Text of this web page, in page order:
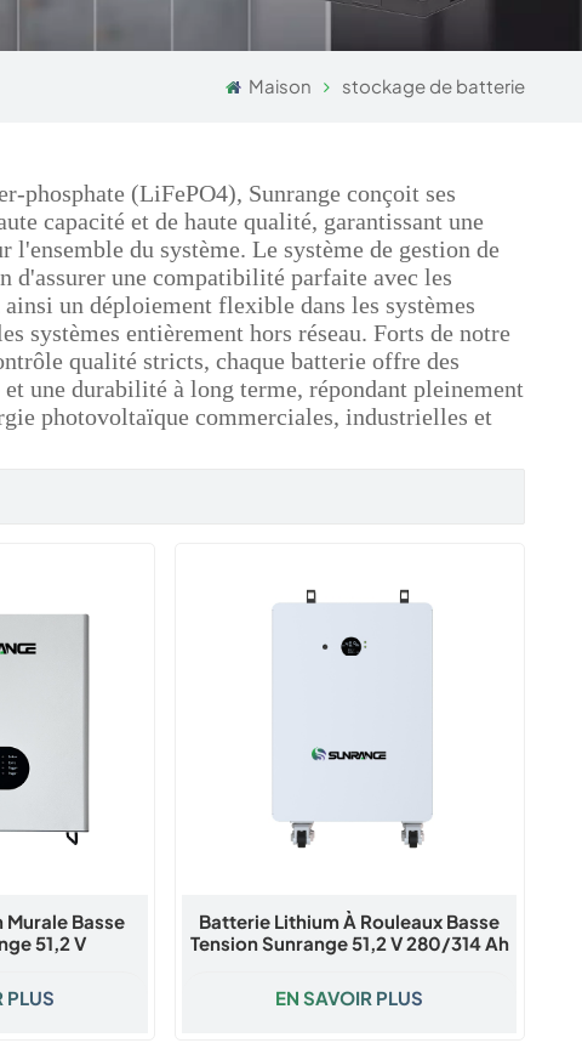
Maison stockage de batterie
(LiFePO4), Sunrange conçoit ses
capacité et de haute qualité, garantissant une
du système. Le système de gestion de
une compatibilité parfaite avec les
un déploiement flexible dans les systèmes
systèmes entièrement hors réseau. Forts de notre
qualité stricts, chaque batterie offre des
une durabilité à long terme, répondant pleinement
photovoltaïque commerciales, industrielles et
Basse
51,2 V
PLUS
Batterie Lithium À Rouleaux Basse
Tension Sunrange 51,2 V 280/314 Ah
EN SAVOIR PLUS